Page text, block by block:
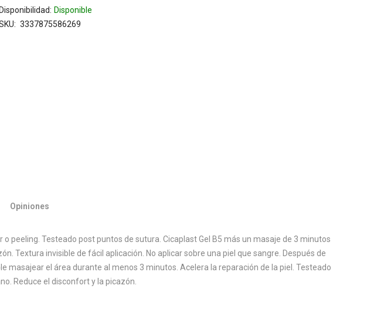
Disponibilidad: Disponible
3337875586269
Opiniones
peeling. Testeado post puntos de sutura. Cicaplast Gel B5 más un masaje de 3 minutos
Textura invisible de fácil aplicación. No aplicar sobre una piel que sangre. Después de
masajear el área durante al menos 3 minutos. Acelera la reparación de la piel. Testeado
Reduce el disconfort y la picazón.